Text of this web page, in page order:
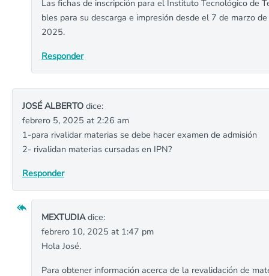
Las fichas de inscripción para el Instituto Tecnológico de
bles para su descarga e impresión desde el 7 de marzo
2025.
Responder
JOSÉ ALBERTO dice:
febrero 5, 2025 at 2:26 am
1-para rivalidar materias se debe hacer examen de admisión
2- rivalidan materias cursadas en IPN?
Responder
MEXTUDIAdice:
febrero 10, 2025 at 1:47 pm
Hola José.
Para obtener información acerca de la revalidación de